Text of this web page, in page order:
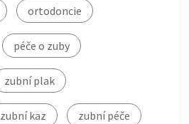
ortodoncie
péče o zuby
zubní plak
zubní kaz zubní péče